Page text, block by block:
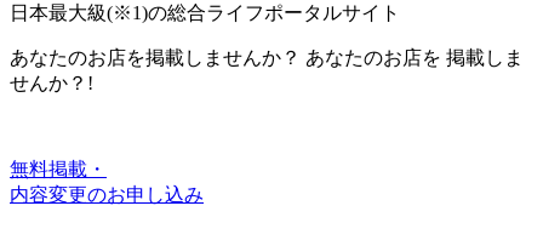
日本最大級(※1)の総合ライフポータルサイト
あなたのお店を掲載しませんか？ あなたのお店を 掲載しま
せんか？!
無料掲載・
内容変更のお申し込み